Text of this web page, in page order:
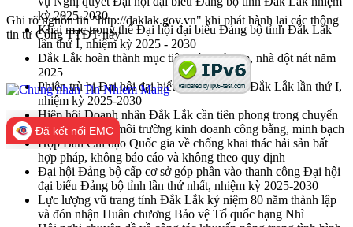
kỳ 2025-2030
Khai mạc trọng thể Đại hội đại biểu Đảng bộ tỉnh Đắk Lắk
lần thứ I, nhiệm kỳ 2025 - 2030
Đắk Lắk hoàn thành mục tiêu xóa nhà tạm, nhà dột nát năm
2025
Phiên trù bị Đại hội đại biểu Đảng bộ tỉnh Đắk Lắk lần thứ I,
nhiệm kỳ 2025-2030
Hiệp hội Doanh nhân Đắk Lắk cần tiên phong trong chuyển
đổi số, kiến tạo môi trường kinh doanh công bằng, minh bạch
Họp Ban Chỉ đạo Quốc gia về chống khai thác hải sản bất
hợp pháp, không báo cáo và không theo quy định
Đại hội Đảng bộ cấp cơ sở góp phần vào thanh công Đại hội
đại biểu Đảng bộ tỉnh lần thứ nhất, nhiệm kỳ 2025-2030
Lực lượng vũ trang tỉnh Đắk Lắk kỷ niệm 80 năm thành lập
và đón nhận Huân chương Bảo vệ Tổ quốc hạng Nhì
Ghi rõ nguồn tin "http://daklak.gov.vn" khi phát hành lại các thông
tin từ Cổng TTĐT này
Đã kết nối EMC